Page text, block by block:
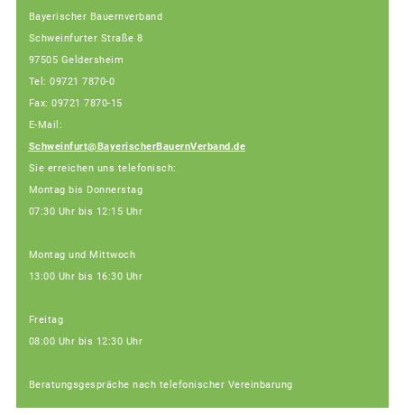
Bayerischer Bauernverband
Schweinfurter Straße 8
97505 Geldersheim
Tel: 09721 7870-0
Fax: 09721 7870-15
E-Mail:
Schweinfurt@BayerischerBauernVerband.de
Sie erreichen uns telefonisch:
Montag bis Donnerstag
07:30 Uhr bis 12:15 Uhr
Montag und Mittwoch
13:00 Uhr bis 16:30 Uhr
Freitag
08:00 Uhr bis 12:30 Uhr
Beratungsgespräche nach telefonischer Vereinbarung